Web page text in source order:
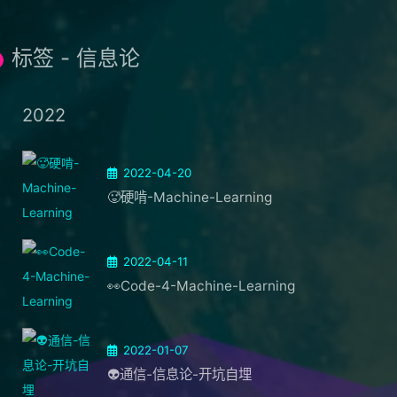
标签 - 信息论
2022
2022-04-20
🥵硬啃-Machine-Learning
2022-04-11
👀Code-4-Machine-Learning
2022-01-07
👽通信-信息论-开坑自埋